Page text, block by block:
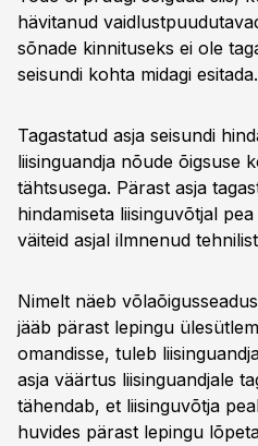
hävitanud
sõnade kinnituseks ei ole
seisundi kohta midagi esitada.
Tagastatud asja seisundi
liisinguandja nõude õigsuse
tähtsusega. Pärast asja
hindamiseta liisinguvõtjal
väiteid asjal ilmnenud
Nimelt näeb
jääb pärast lepingu
omandisse, tuleb
asja väärtus liisinguandjale
tähendab, et liisinguvõtja
huvides pärast lepingu